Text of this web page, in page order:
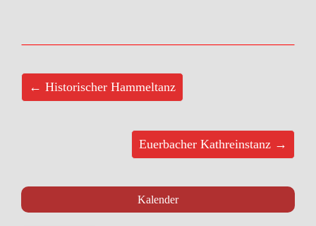
← Historischer Hammeltanz
Euerbacher Kathreinstanz →
Kalender